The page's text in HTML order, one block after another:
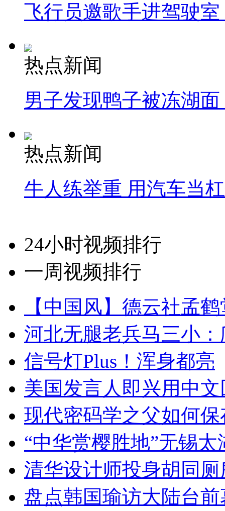
飞行员邀歌手进驾驶
热点新闻
男子发现鸭子被冻湖
热点新闻
牛人练举重 用汽车当
24小时视频排行
一周视频排行
【中国风】德云社孟
河北无腿老兵马三小
信号灯Plus！浑身都亮
美国发言人即兴用中
现代密码学之父如何
“中华赏樱胜地”无锡
清华设计师投身胡同
盘点韩国瑜访大陆台